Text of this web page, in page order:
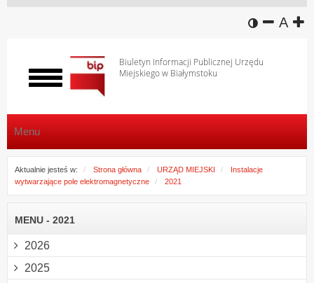
wersja
A
Biuletyn Informacji Publicznej Urzędu
Miejskiego w Białymstoku
Włącz
menu
Menu
Aktualnie jesteś w: Strona główna URZĄD MIEJSKI
Instalacje
wytwarzające pole elektromagnetyczne
2021
MENU - 2021
2026
2025